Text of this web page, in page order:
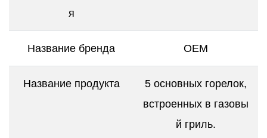
я
Название бренда OEM
Название продукта
5 основных горелок,
встроенных в газовы
й гриль.